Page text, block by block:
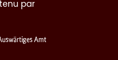
par